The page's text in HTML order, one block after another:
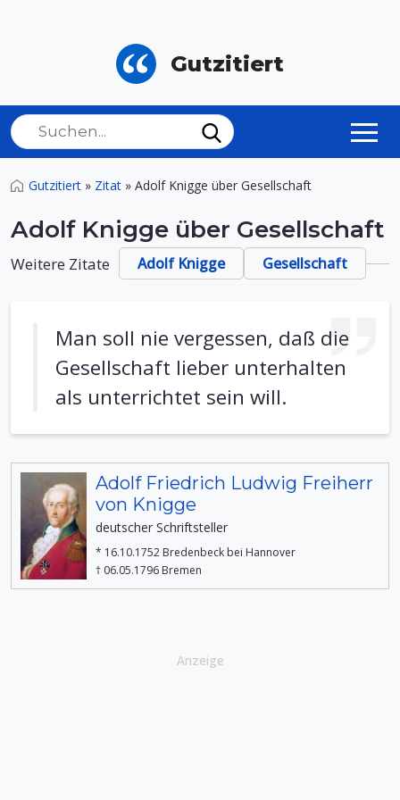
Gutzitiert
Gutzitiert » Zitat » Adolf Knigge über Gesellschaft
Adolf Knigge über Gesellschaft
Weitere Zitate Adolf Knigge Gesellschaft
Man soll nie vergessen, daß die
Gesellschaft lieber unterhalten
als unterrichtet sein will.
Adolf Friedrich Ludwig Freiherr
von Knigge
deutscher Schriftsteller
* 16.10.1752 Bredenbeck bei Hannover
† 06.05.1796 Bremen
Anzeige